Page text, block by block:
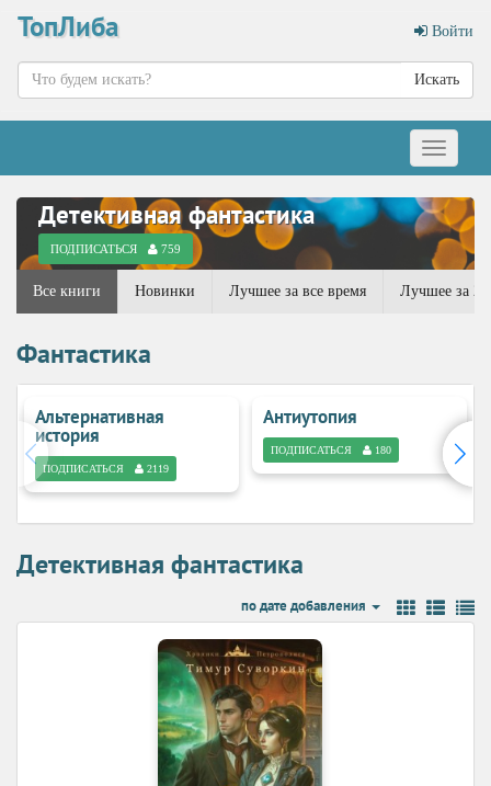
ТопЛиба Войти
Искать
Меню
Детективная фантастика
ПОДПИСАТЬСЯ 759
Все книги Новинки Лучшее за все время Лучшее за
Фантастика
Альтернативная
история
ПОДПИСАТЬСЯ 2119
Антиутопия
ПОДПИСАТЬСЯ 180
Детективная фантастика
по дате добавления